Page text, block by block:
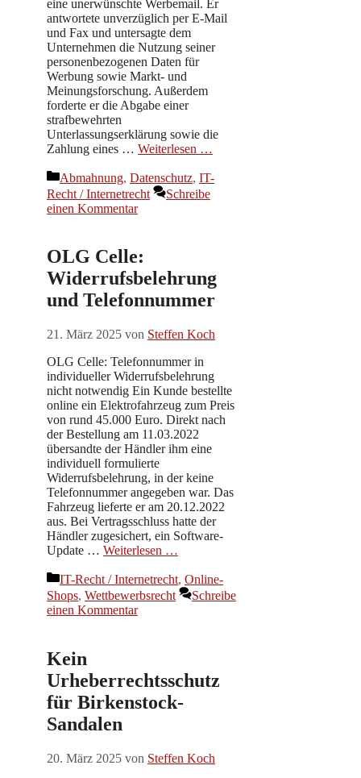
eine unerwünschte Werbemail. Er
antwortete unverzüglich per E-Mail
und Fax und untersagte dem
Unternehmen die Nutzung seiner
personenbezogenen Daten für
Werbung sowie Markt- und
Meinungsforschung. Außerdem
forderte er die Abgabe einer
strafbewehrten
Unterlassungserklärung sowie die
Zahlung eines … Weiterlesen …
Kategorien
Abmahnung, Datenschutz, IT-
Recht / Internetrecht
Schreibe
einen Kommentar
OLG Celle:
Widerrufsbelehrung
und Telefonnummer
21. März 2025 von Steffen Koch
OLG Celle: Telefonnummer in
individueller Widerrufsbelehrung
nicht notwendig Ein Kunde bestellte
online ein Elektrofahrzeug zum Preis
von rund 45.000 Euro. Direkt nach
der Bestellung am 11.03.2022
übersandte der Händler ihm eine
individuell formulierte
Widerrufsbelehrung, in der keine
Telefonnummer angegeben war. Das
Fahrzeug lieferte er am 20.12.2022
aus. Bei Vertragsschluss hatte der
Händler zugesichert, ein Software-
Update … Weiterlesen …
Kategorien
IT-Recht / Internetrecht, Online-
Shops, Wettbewerbsrecht
Schreibe
einen Kommentar
Kein
Urheberrechtsschutz
für Birkenstock-
Sandalen
20. März 2025 von Steffen Koch